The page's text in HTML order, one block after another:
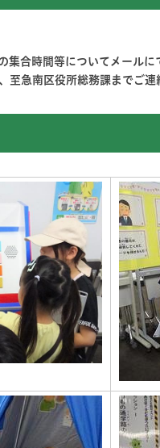
集合時間等についてメールに
至急南区役所総務課までご連